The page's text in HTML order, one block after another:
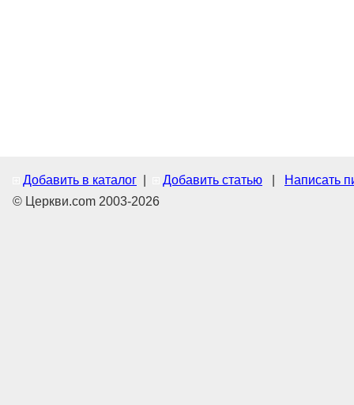
Добавить в каталог Добавить статью
Написать
© Церкви.com 2003-2026